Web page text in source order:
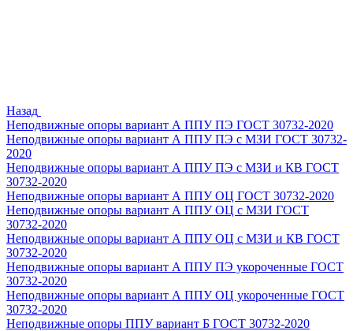
Назад
Неподвижные опоры вариант А ППУ ПЭ ГОСТ 30732-2020
Неподвижные опоры вариант А ППУ ПЭ с МЗИ ГОСТ 30732-
2020
Неподвижные опоры вариант А ППУ ПЭ с МЗИ и КВ ГОСТ
30732-2020
Неподвижные опоры вариант А ППУ ОЦ ГОСТ 30732-2020
Неподвижные опоры вариант А ППУ ОЦ с МЗИ ГОСТ
30732-2020
Неподвижные опоры вариант А ППУ ОЦ с МЗИ и КВ ГОСТ
30732-2020
Неподвижные опоры вариант А ППУ ПЭ укороченные ГОСТ
30732-2020
Неподвижные опоры вариант А ППУ ОЦ укороченные ГОСТ
30732-2020
Неподвижные опоры ППУ вариант Б ГОСТ 30732-2020